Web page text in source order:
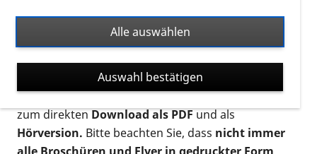
Ort. Nutzen Sie den Formatfilter, um ausschließlich
nach Flyern und Broschüren, Audios oder Videos zu
suchen. Die meisten Flyer und Broschüren werden in
verschiedenen Formaten angeboten: zur
postalischen Bestellung als gedruckte Variante
zum direktenDownload als PDFund als
Hörversion. Bitte beachten Sie, dass nicht immer
Alle auswählen
Auswahl bestätigen